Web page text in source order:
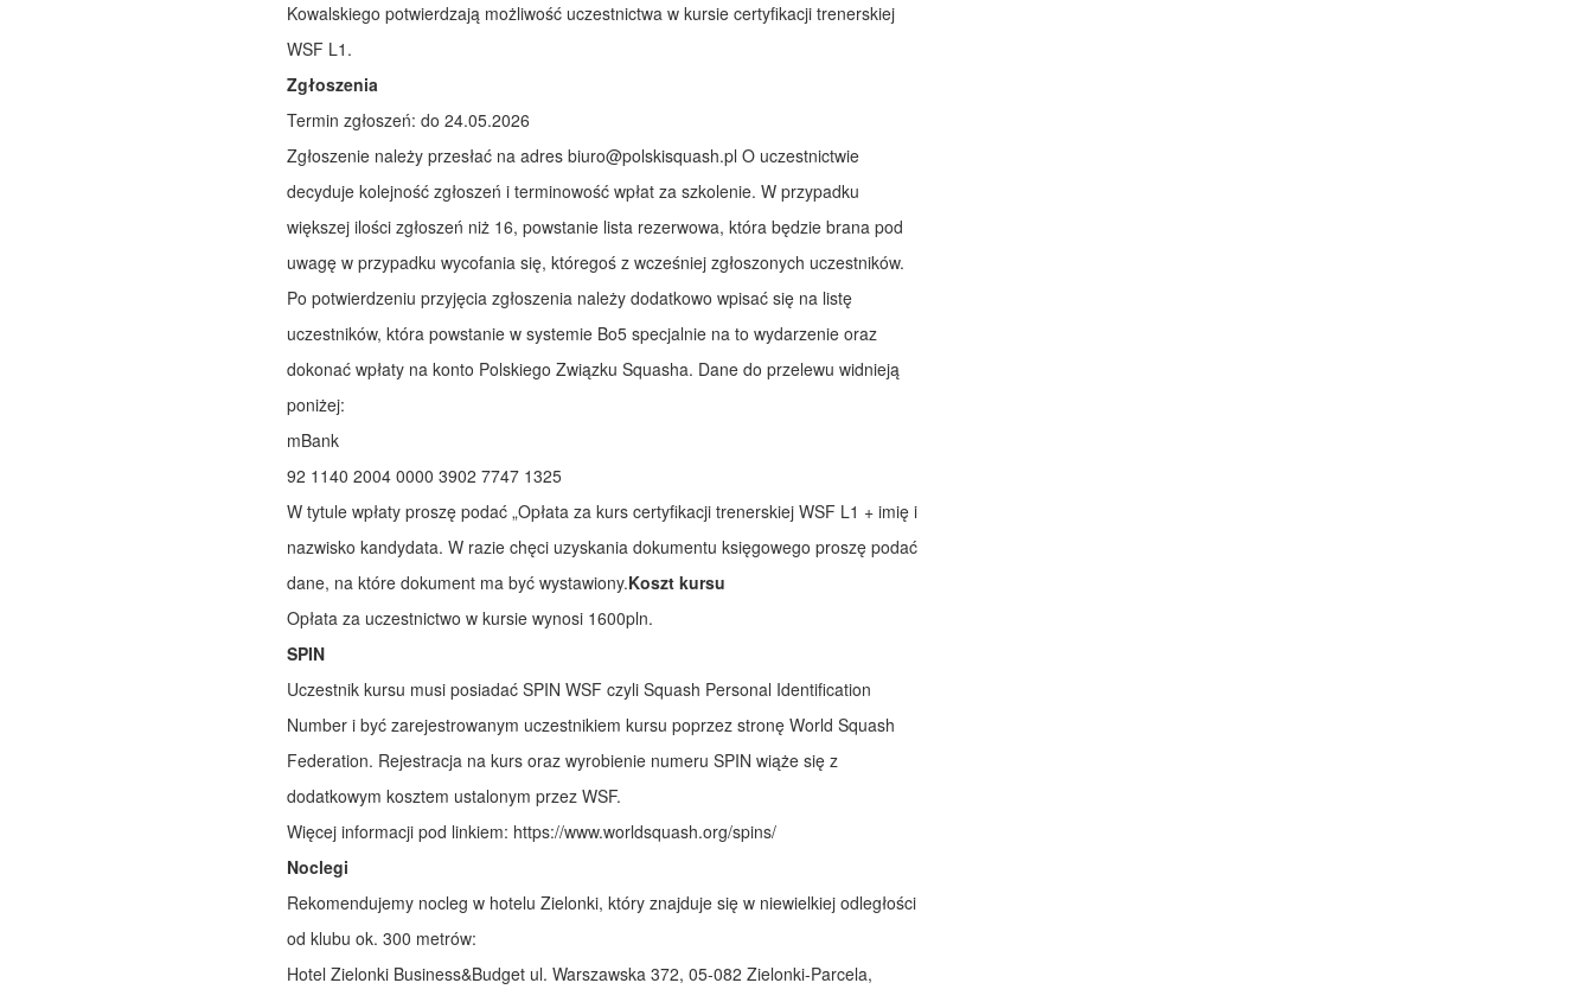
Kowalskiego potwierdzają możliwość uczestnictwa w kursie certyfikacji trenerskiej
WSF L1.
Zgłoszenia
Termin zgłoszeń: do 24.05.2026
Zgłoszenie należy przesłać na adresbiuro@polskisquash.pl O uczestnictwie
decyduje kolejność zgłoszeń i terminowość wpłat za szkolenie. W przypadku
większej ilości zgłoszeń niż 16, powstanie lista rezerwowa, która będzie brana pod
uwagę w przypadku wycofania się, któregoś z wcześniej zgłoszonych uczestników.
Po potwierdzeniu przyjęcia zgłoszenia należy dodatkowo wpisać się na listę
uczestników, która powstanie w systemie Bo5 specjalnie na to wydarzenie oraz
dokonać wpłaty na konto Polskiego Związku Squasha. Dane do przelewu widnieją
poniżej:
mBank
92 1140 2004 0000 3902 7747 1325
W tytule wpłaty proszę podać „Opłata za kurs certyfikacji trenerskiej WSF L1 + imię i
nazwisko kandydata. W razie chęci uzyskania dokumentu księgowego proszę podać
dane, na które dokument ma być wystawiony.Koszt kursu
Opłata za uczestnictwo w kursie wynosi 1600pln.
SPIN
Uczestnik kursu musi posiadać SPIN WSF czyli Squash Personal Identification
Number i być zarejestrowanym uczestnikiem kursu poprzez stronę World Squash
Federation. Rejestracja na kurs oraz wyrobienie numeru SPIN wiąże się z
dodatkowym kosztem ustalonym przez WSF.
Więcej informacji pod linkiem: https://www.worldsquash.org/spins/
Noclegi
Rekomendujemy nocleg w hotelu Zielonki, który znajduje się w niewielkiej odległości
od klubu ok. 300 metrów:
Hotel Zielonki Business&Budget ul. Warszawska 372, 05-082 Zielonki-Parcela,